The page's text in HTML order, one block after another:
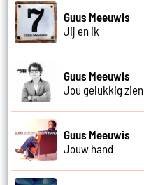
Guus Meeuwis
Jij en ik
Guus Meeuwis
Jou gelukkig zien
Guus Meeuwis
Jouw hand